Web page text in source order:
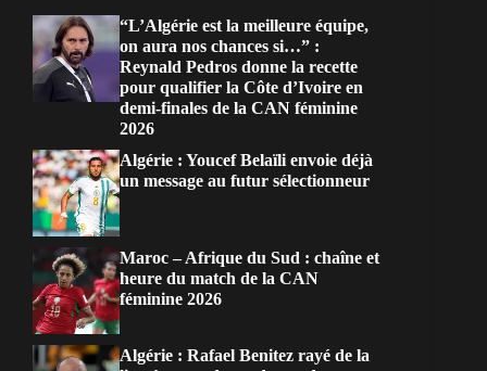
“L’Algérie est la meilleure équipe,
on aura nos chances si…” :
Reynald Pedros donne la recette
pour qualifier la Côte d’Ivoire en
demi-finales de la CAN féminine
2026
Algérie : Youcef Belaïli envoie déjà
un message au futur sélectionneur
Maroc – Afrique du Sud : chaîne et
heure du match de la CAN
féminine 2026
Algérie : Rafael Benitez rayé de la